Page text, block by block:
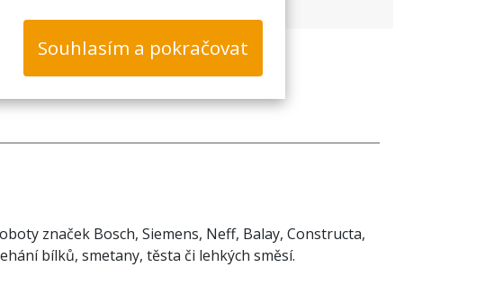
Souhlasím a pokračovat
značek Bosch, Siemens, Neff, Balay, Constructa,
bílků, smetany, těsta či lehkých směsí.